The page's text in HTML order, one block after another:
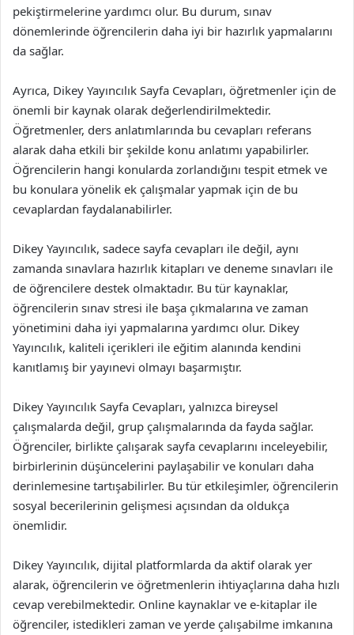
pekiştirmelerine yardımcı olur. Bu durum, sınav
dönemlerinde öğrencilerin daha iyi bir hazırlık yapmalarını
da sağlar.
Ayrıca, Dikey Yayıncılık Sayfa Cevapları, öğretmenler için de
önemli bir kaynak olarak değerlendirilmektedir.
Öğretmenler, ders anlatımlarında bu cevapları referans
alarak daha etkili bir şekilde konu anlatımı yapabilirler.
Öğrencilerin hangi konularda zorlandığını tespit etmek ve
bu konulara yönelik ek çalışmalar yapmak için de bu
cevaplardan faydalanabilirler.
Dikey Yayıncılık, sadece sayfa cevapları ile değil, aynı
zamanda sınavlara hazırlık kitapları ve deneme sınavları ile
de öğrencilere destek olmaktadır. Bu tür kaynaklar,
öğrencilerin sınav stresi ile başa çıkmalarına ve zaman
yönetimini daha iyi yapmalarına yardımcı olur. Dikey
Yayıncılık, kaliteli içerikleri ile eğitim alanında kendini
kanıtlamış bir yayınevi olmayı başarmıştır.
Dikey Yayıncılık Sayfa Cevapları, yalnızca bireysel
çalışmalarda değil, grup çalışmalarında da fayda sağlar.
Öğrenciler, birlikte çalışarak sayfa cevaplarını inceleyebilir,
birbirlerinin düşüncelerini paylaşabilir ve konuları daha
derinlemesine tartışabilirler. Bu tür etkileşimler, öğrencilerin
sosyal becerilerinin gelişmesi açısından da oldukça
önemlidir.
Dikey Yayıncılık, dijital platformlarda da aktif olarak yer
alarak, öğrencilerin ve öğretmenlerin ihtiyaçlarına daha hızlı
cevap verebilmektedir. Online kaynaklar ve e-kitaplar ile
öğrenciler, istedikleri zaman ve yerde çalışabilme imkanına